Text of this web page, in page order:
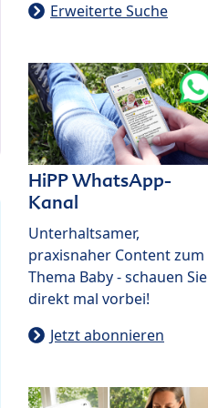
Erweiterte Suche
HiPP WhatsApp-
Kanal
Unterhaltsamer,
praxisnaher Content zum
Thema Baby - schauen Sie
direkt mal vorbei!
Jetzt abonnieren